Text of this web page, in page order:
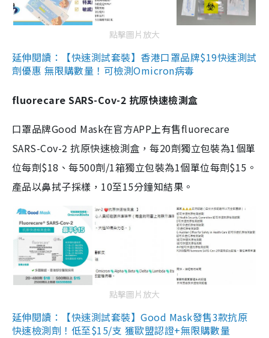
點擊圖片放大
延伸閱讀：【快速測試套裝】香港口罩品牌$19快速測試
劑優惠 無限購數量！可檢測Omicron病毒
fluorecare SARS-Cov-2 抗原快速檢測盒
口罩品牌Good Mask在官方APP上有售fluorecare
SARS-Cov-2 抗原快速檢測盒，每20劑獨立包裝為1個單
位每劑$18、每500劑/1箱獨立包裝為1個單位每劑$15。
產品以鼻拭子採樣，10至15分鐘知結果。
點擊圖片放大
延伸閱讀：【快速測試套裝】Good Mask發售3款抗原
快速檢測劑！低至$15/支 獲歐盟認證+無限購數量